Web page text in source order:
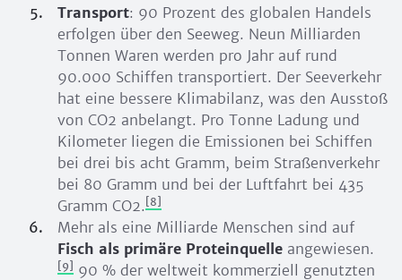
Transport: 90 Prozent des globalen Handels
erfolgen über den Seeweg. Neun Milliarden
Tonnen Waren werden pro Jahr auf rund
90.000 Schiffen transportiert. Der Seeverkehr
hat eine bessere Klimabilanz, was den Ausstoß
von CO2 anbelangt. Pro Tonne Ladung und
Kilometer liegen die Emissionen bei Schiffen
bei drei bis acht Gramm, beim Straßenverkehr
bei 80 Gramm und bei der Luftfahrt bei 435
Gramm CO2. [8]
Mehr als eine Milliarde Menschen sind auf
Fisch als primäre Proteinquelle angewiesen.
[9] 90 % der weltweit kommerziell genutzten